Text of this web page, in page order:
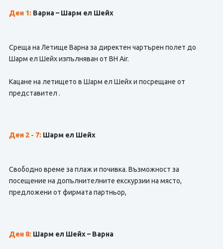
Ден 1: Варна – Шарм ел Шейх
Среща на Летище Варна за директен чартърен полет до
Шарм ел Шейх изпълняван от BH Air.
Кацане на летището в Шарм ел Шейх и посрещане от
представител .
Ден 2 - 7: Шарм ел Шейх
Свободно време за плаж и почивка. Възможност за
посещение на допълнителните екскурзии на място,
предложени от фирмата партньор,
Ден 8: Шарм ел Шейх – Варна